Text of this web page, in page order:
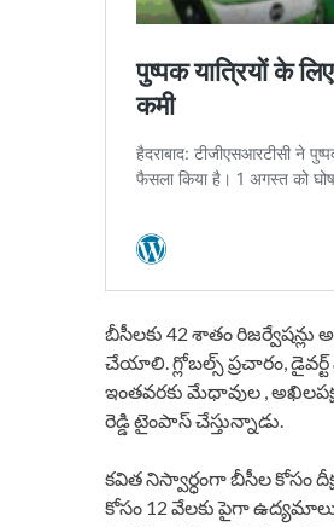
బీసీలకు 42 శాతం
చేయాలి. గ్లోబల్స్ ప్రచారం,
ఇంతవరకు మేధావుల ,
రెడ్డి టైంపాస్ చేస్తున్నాడు.
కవిత నిస్వార్ధంగా బీసీల కోసం
కోసం 12 వేలకు పైగా ఉద్యమాలు